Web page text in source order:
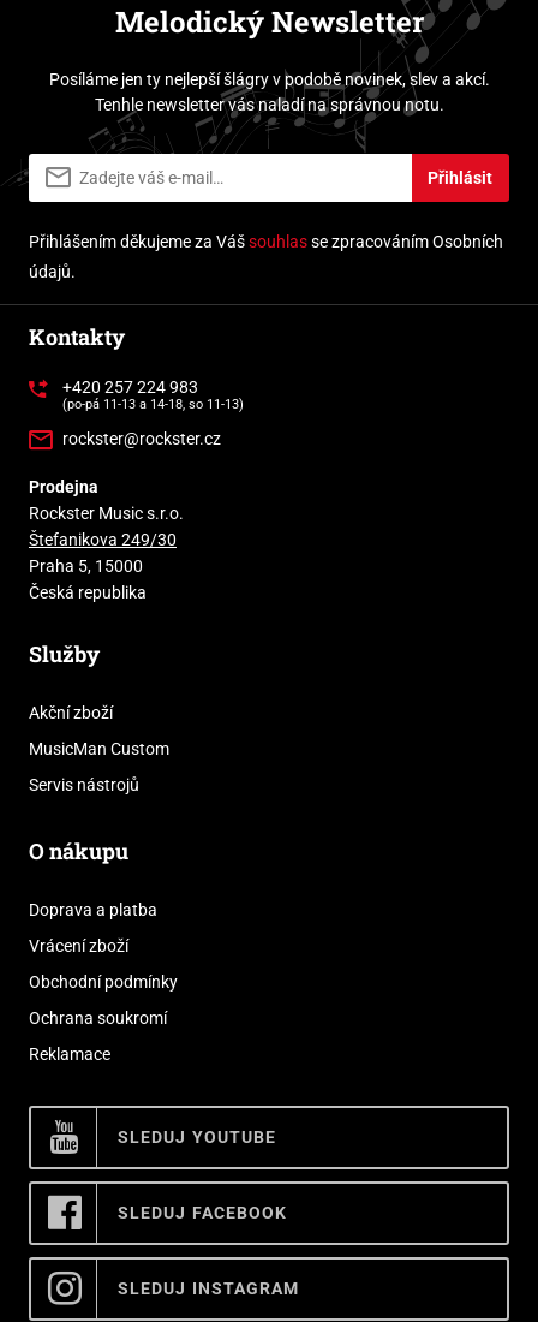
Melodický Newsletter
Posíláme jen ty nejlepší šlágry v podobě novinek, slev a akcí.
Tenhle newsletter vás naladí na správnou notu.
Přihlásit
Přihlášením děkujeme za Vášsouhlasse zpracováním Osobních
údajů.
Kontakty
+420 257 224 983
(po-pá 11-13 a 14-18, so 11-13)
rockster@rockster.cz
Prodejna
Rockster Music s.r.o.
Štefanikova 249/30
Praha 5, 15000
Česká republika
Služby
Akční zboží
MusicMan Custom
Servis nástrojů
O nákupu
Doprava a platba
Vrácení zboží
Obchodní podmínky
Ochrana soukromí
Reklamace
SLEDUJ YOUTUBE
SLEDUJ FACEBOOK
SLEDUJ INSTAGRAM